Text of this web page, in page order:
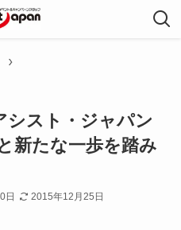
シスト・ジャパン
新たな一歩を踏み
日 2015年12月25日